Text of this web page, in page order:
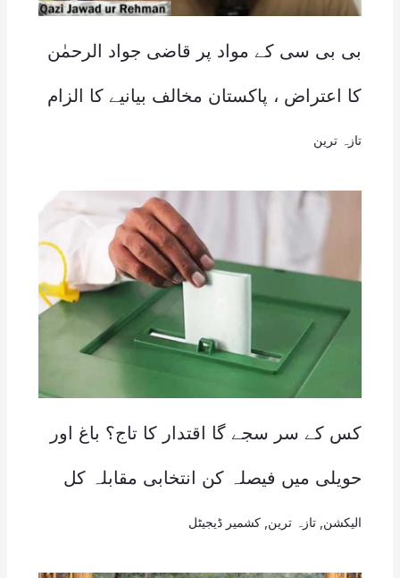
بی بی سی کے مواد پر قاضی جواد الرحمٰن
کا اعتراض ، پاکستان مخالف بیانیے کا الزام
تازہ ترین
کس کے سر سجے گا اقتدار کا تاج؟ باغ اور
حویلی میں فیصلہ کن انتخابی مقابلہ کل
الیکشن تازہ ترین کشمیر ڈیجیٹل